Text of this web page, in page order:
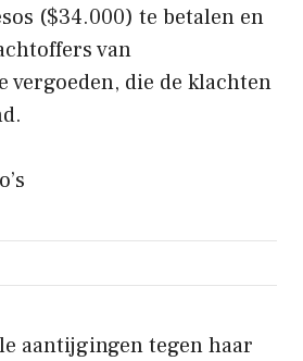
($34.000) te betalen en
van
vergoeden, die de klachten
aantijgingen tegen haar